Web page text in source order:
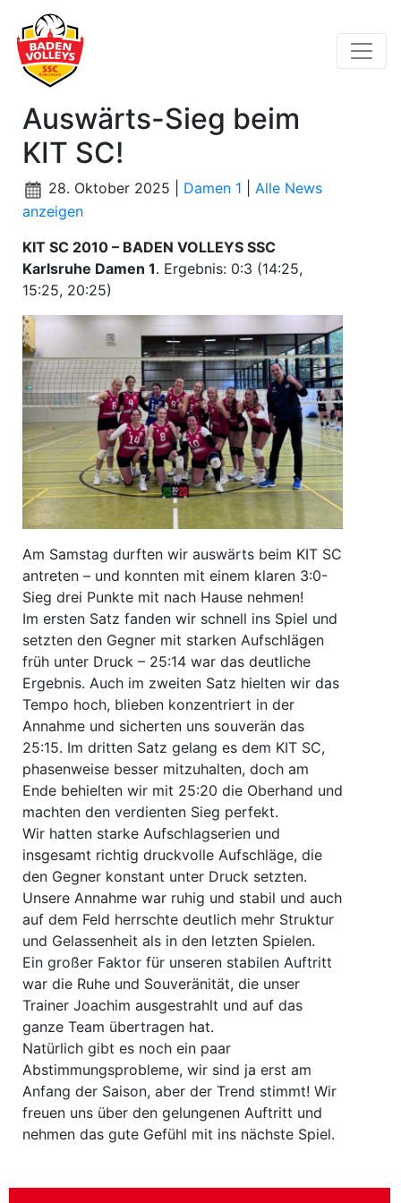
Auswärts-Sieg beim
KIT SC!
28. Oktober 2025 | Damen 1
Alle News
anzeigen
KIT SC 2010 – BADEN VOLLEYS SSC
Karlsruhe Damen 1. Ergebnis: 0:3 (14:25,
15:25, 20:25)
Am Samstag durften wir auswärts beim KIT SC
antreten – und konnten mit einem klaren 3:0-
Sieg drei Punkte mit nach Hause nehmen!
Im ersten Satz fanden wir schnell ins Spiel und
setzten den Gegner mit starken Aufschlägen
früh unter Druck – 25:14 war das deutliche
Ergebnis. Auch im zweiten Satz hielten wir das
Tempo hoch, blieben konzentriert in der
Annahme und sicherten uns souverän das
25:15. Im dritten Satz gelang es dem KIT SC,
phasenweise besser mitzuhalten, doch am
Ende behielten wir mit 25:20 die Oberhand und
machten den verdienten Sieg perfekt.
Wir hatten starke Aufschlagserien und
insgesamt richtig druckvolle Aufschläge, die
den Gegner konstant unter Druck setzten.
Unsere Annahme war ruhig und stabil und auch
auf dem Feld herrschte deutlich mehr Struktur
und Gelassenheit als in den letzten Spielen.
Ein großer Faktor für unseren stabilen Auftritt
war die Ruhe und Souveränität, die unser
Trainer Joachim ausgestrahlt und auf das
ganze Team übertragen hat.
Natürlich gibt es noch ein paar
Abstimmungsprobleme, wir sind ja erst am
Anfang der Saison, aber der Trend stimmt! Wir
freuen uns über den gelungenen Auftritt und
nehmen das gute Gefühl mit ins nächste Spiel.